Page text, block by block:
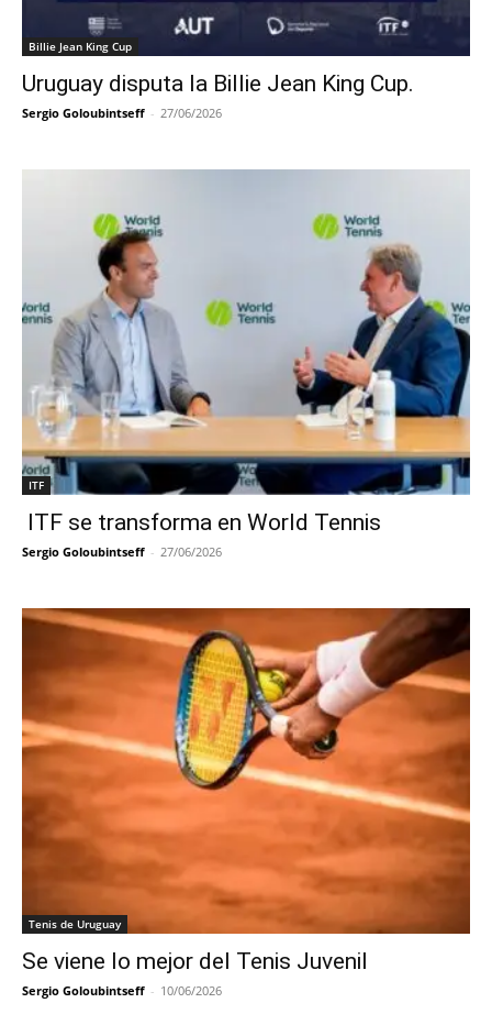
Billie Jean King Cup
Uruguay disputa la Billie Jean King Cup.
Sergio Goloubintseff - 27/06/2026
ITF
ITF se transforma en World Tennis
Sergio Goloubintseff - 27/06/2026
Tenis de Uruguay
Se viene lo mejor del Tenis Juvenil
Sergio Goloubintseff - 10/06/2026